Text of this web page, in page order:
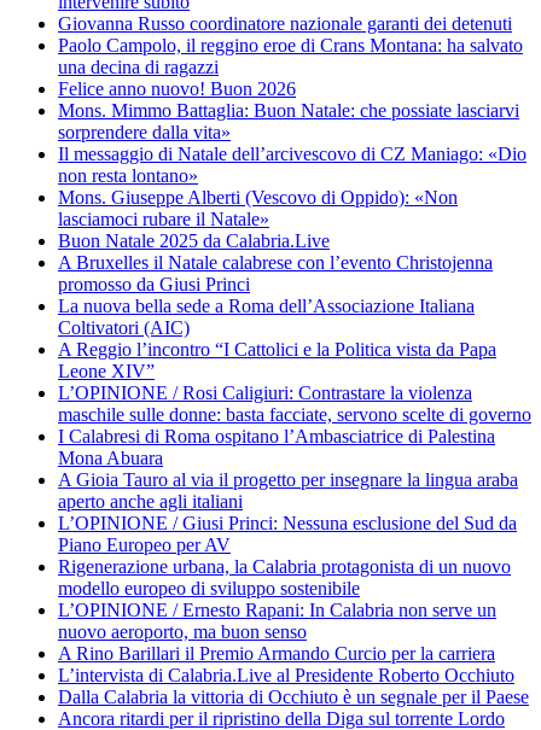
Giovanna Russo coordinatore nazionale garanti dei detenuti
Paolo Campolo, il reggino eroe di Crans Montana: ha salvato
una decina di ragazzi
Felice anno nuovo! Buon 2026
Mons. Mimmo Battaglia: Buon Natale: che possiate lasciarvi
sorprendere dalla vita»
Il messaggio di Natale dell’arcivescovo di CZ Maniago: «Dio
non resta lontano»
Mons. Giuseppe Alberti (Vescovo di Oppido): «Non
lasciamoci rubare il Natale»
Buon Natale 2025 da Calabria.Live
A Bruxelles il Natale calabrese con l’evento Christojenna
promosso da Giusi Princi
La nuova bella sede a Roma dell’Associazione Italiana
Coltivatori (AIC)
A Reggio l’incontro “I Cattolici e la Politica vista da Papa
Leone XIV”
L’OPINIONE / Rosi Caligiuri: Contrastare la violenza
maschile sulle donne: basta facciate, servono scelte di governo
I Calabresi di Roma ospitano l’Ambasciatrice di Palestina
Mona Abuara
A Gioia Tauro al via il progetto per insegnare la lingua araba
aperto anche agli italiani
L’OPINIONE / Giusi Princi: Nessuna esclusione del Sud da
Piano Europeo per AV
Rigenerazione urbana, la Calabria protagonista di un nuovo
modello europeo di sviluppo sostenibile
L’OPINIONE / Ernesto Rapani: In Calabria non serve un
nuovo aeroporto, ma buon senso
A Rino Barillari il Premio Armando Curcio per la carriera
L’intervista di Calabria.Live al Presidente Roberto Occhiuto
Dalla Calabria la vittoria di Occhiuto è un segnale per il Paese
Ancora ritardi per il ripristino della Diga sul torrente Lordo